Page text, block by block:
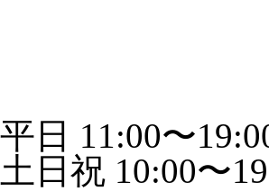
平日 11:00〜
土日祝 10:00〜